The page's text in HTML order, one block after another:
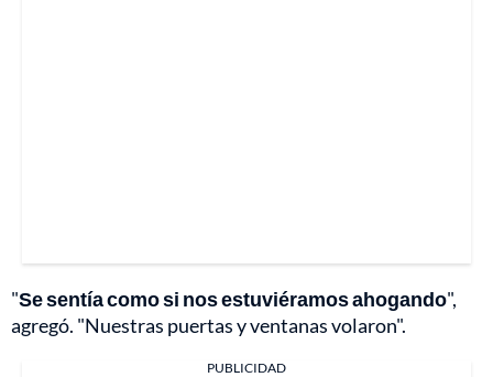
"Se sentía como si nos estuviéramos ahogando",
agregó. "Nuestras puertas y ventanas volaron".
PUBLICIDAD